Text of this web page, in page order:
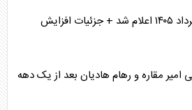
قیمت جدید سایپا ۱۵۱ مرداد ۱۴۰۵ اعلام شد + جزئیات افزایش
امیر مقاره و رهام هادیان بعد از یک دهه